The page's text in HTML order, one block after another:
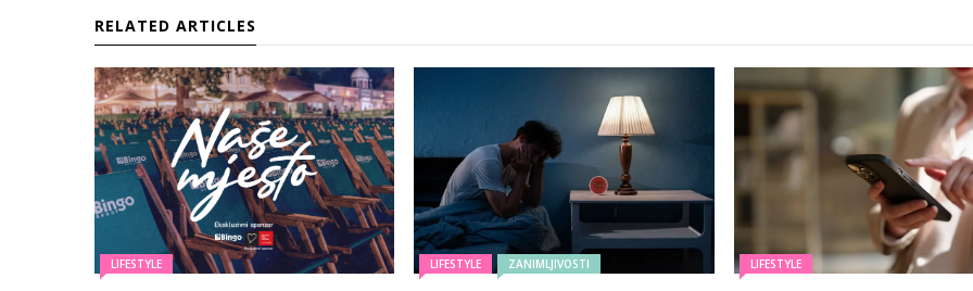
RELATED ARTICLES
LIFESTYLE LIFESTYLE ZANIMLJIVOSTI LIFESTYLE